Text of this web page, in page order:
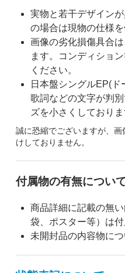
実物と若干デザイン
の場合は現物の仕様
画像の劣化損傷具合
ます。コンディショ
ください。
日本盤シングルEP(ド
歌詞などの文字が判
ズを小さくしておりま
誠に恐縮でございますが、
けしておりません。
付属物の有無につい
商品詳細に記載の無
袋、ポスター等）は付
未開封品の内容物に